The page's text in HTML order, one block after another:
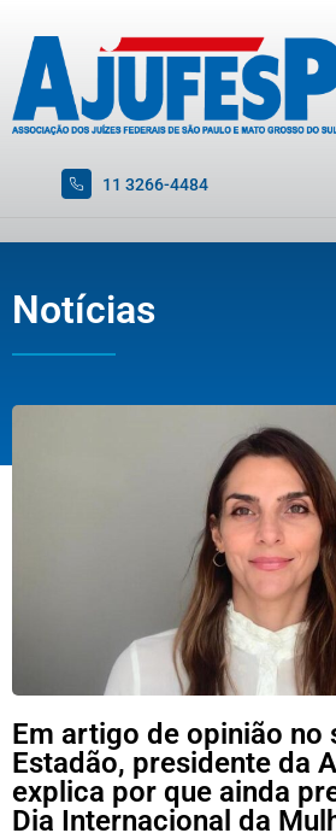
11 3266-4484
Notícias
Em artigo de opinião no
Estadão, presidente da
explica por que ainda
Dia Internacional da